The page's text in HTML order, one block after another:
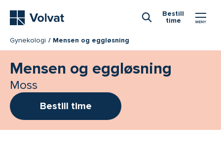
Bestill
time
Gynekologi Mensen og eggløsning
Mensen og eggløsning
Moss
Bestill time